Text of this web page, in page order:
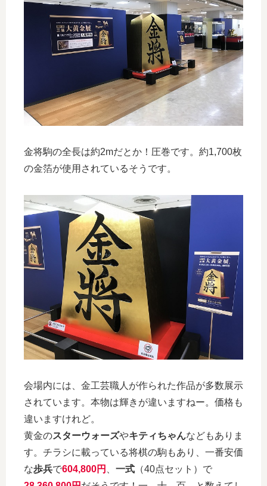
金将駒の全長は約2mだとか！圧巻です。約1,700枚
の金箔が使用されているそうです。
会場内には、金工芸職人が作られた作品が多数展示
されています。本物は輝きが違いますねー。価格も
違いますけれど。
黄金のスターウォーズやキティちゃんなどもありま
す。チラシに載っている将棋の駒もあり、一番安価
な歩兵で604,800円 一式 （40点セット）で